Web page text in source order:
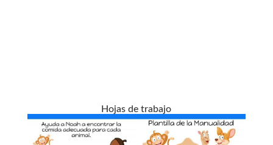
Hojas de trabajo